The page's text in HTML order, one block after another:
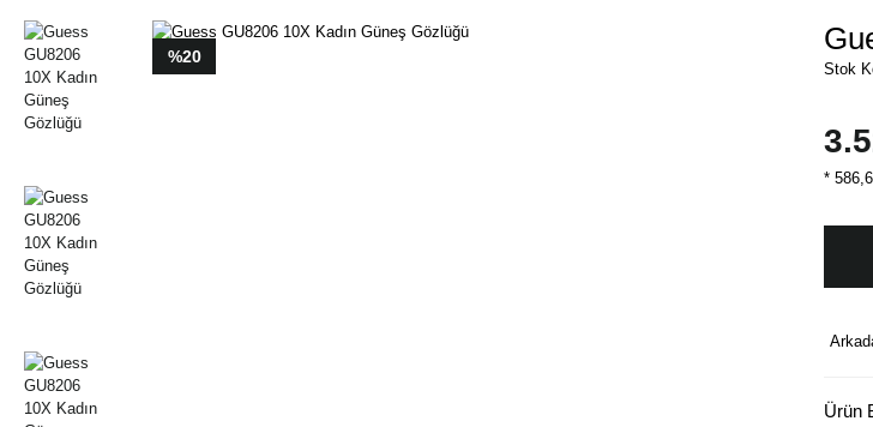
%20
Stok
*
Ürün